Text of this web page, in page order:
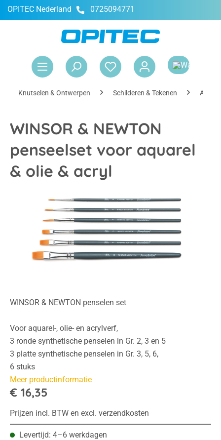
OPITEC Nederland 0725094771
Knutselen & Ontwerpen Schilderen & Tekenen
WINSOR & NEWTON
penseelset voor aquarel
& olie & acryl
WINSOR & NEWTON penselen set
Voor aquarel-, olie- en acrylverf,
3 ronde synthetische penselen in Gr. 2, 3 en 5
3 platte synthetische penselen in Gr. 3, 5, 6,
6 stuks
Meer productinformatie
€ 16,35
Prijzen incl. BTW en excl. verzendkosten
Levertijd: 4–6 werkdagen